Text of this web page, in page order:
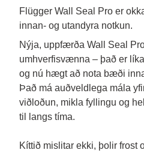
Flügger Wall Seal Pro er
innan- og utandyra notkun.
Nýja, uppfærða Wall Seal
umhverfisvænna – það er
og nú hægt að nota bæði
Það má auðveldlega mála
viðloðun, mikla fyllingu og
til langs tíma.
Kíttið mislitar ekki, þolir frost